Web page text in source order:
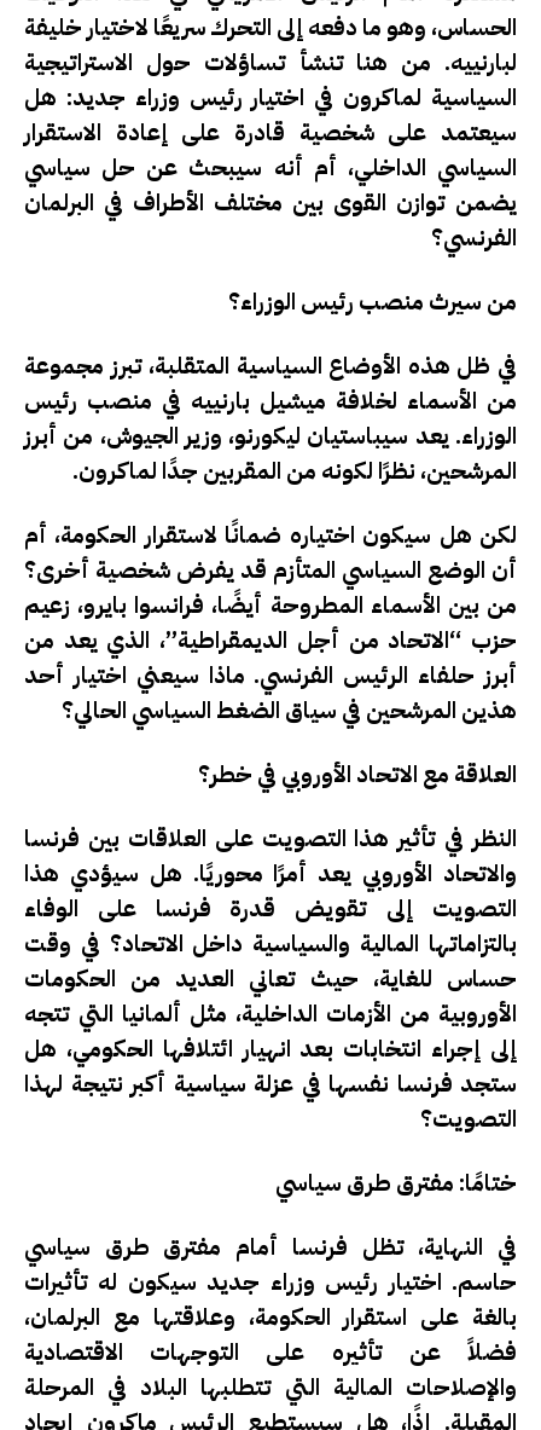
الحساس، وهو ما دفعه إلى التحرك سريعًا لاختيار خليفة
لبارنييه. من هنا تنشأ تساؤلات حول الاستراتيجية
السياسية لماكرون في اختيار رئيس وزراء جديد: هل
سيعتمد على شخصية قادرة على إعادة الاستقرار
السياسي الداخلي، أم أنه سيبحث عن حل سياسي
يضمن توازن القوى بين مختلف الأطراف في البرلمان
الفرنسي؟
من سيرث منصب رئيس الوزراء؟
في ظل هذه الأوضاع السياسية المتقلبة، تبرز مجموعة
من الأسماء لخلافة ميشيل بارنييه في منصب رئيس
الوزراء. يعد سيباستيان ليكورنو، وزير الجيوش، من أبرز
المرشحين، نظرًا لكونه من المقربين جدًا لماكرون.
لكن هل سيكون اختياره ضمانًا لاستقرار الحكومة، أم
أن الوضع السياسي المتأزم قد يفرض شخصية أخرى؟
من بين الأسماء المطروحة أيضًا، فرانسوا بايرو، زعيم
حزب “الاتحاد من أجل الديمقراطية”، الذي يعد من
أبرز حلفاء الرئيس الفرنسي. ماذا سيعني اختيار أحد
هذين المرشحين في سياق الضغط السياسي الحالي؟
العلاقة مع الاتحاد الأوروبي في خطر؟
النظر في تأثير هذا التصويت على العلاقات بين فرنسا
والاتحاد الأوروبي يعد أمرًا محوريًا. هل سيؤدي هذا
التصويت إلى تقويض قدرة فرنسا على الوفاء
بالتزاماتها المالية والسياسية داخل الاتحاد؟ في وقت
حساس للغاية، حيث تعاني العديد من الحكومات
الأوروبية من الأزمات الداخلية، مثل ألمانيا التي تتجه
إلى إجراء انتخابات بعد انهيار ائتلافها الحكومي، هل
ستجد فرنسا نفسها في عزلة سياسية أكبر نتيجة لهذا
التصويت؟
ختامًا: مفترق طرق سياسي
في النهاية، تظل فرنسا أمام مفترق طرق سياسي
حاسم. اختيار رئيس وزراء جديد سيكون له تأثيرات
بالغة على استقرار الحكومة، وعلاقتها مع البرلمان،
فضلاً عن تأثيره على التوجهات الاقتصادية
والإصلاحات المالية التي تتطلبها البلاد في المرحلة
المقبلة. إذًا، هل سيستطيع الرئيس ماكرون إيجاد